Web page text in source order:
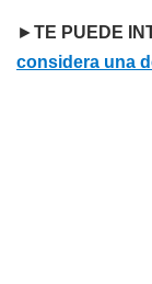
►TE PUEDE
considera una